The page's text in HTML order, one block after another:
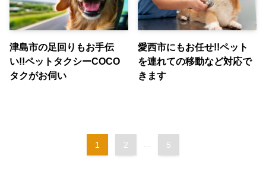
津島市の足回りもお手伝
い!!ペットタクシーCOCO
タクがお伺い
愛西市にもお任せ!!ペット
を連れての移動など対応で
きます
1 2 5